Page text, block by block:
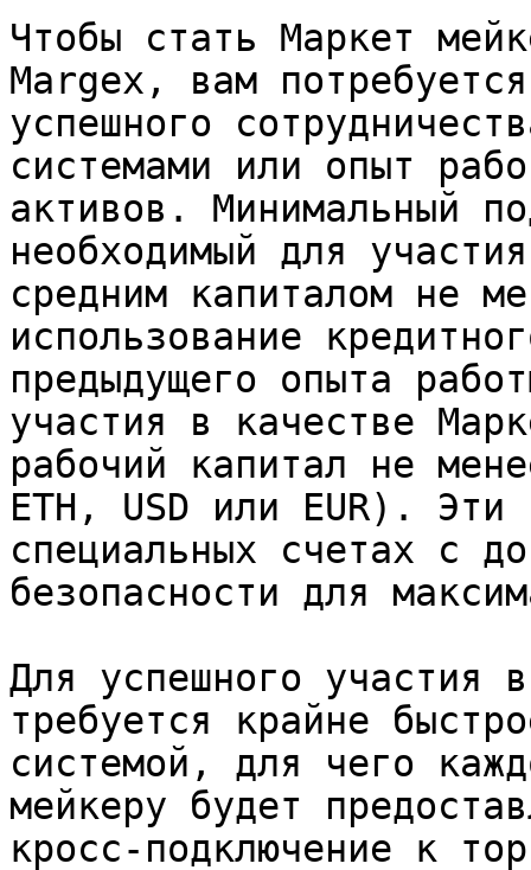
Чтобы стать Маркет
Margex, вам
успешного
системами или опыт
активов. Минимальный
необходимый для
средним капиталом не
использование
предыдущего опыта
участия в качестве
рабочий капитал не
ETH, USD или EUR).
специальных счетах с
безопасности для
Для успешного участия
требуется крайне
системой, для чего
мейкеру будет